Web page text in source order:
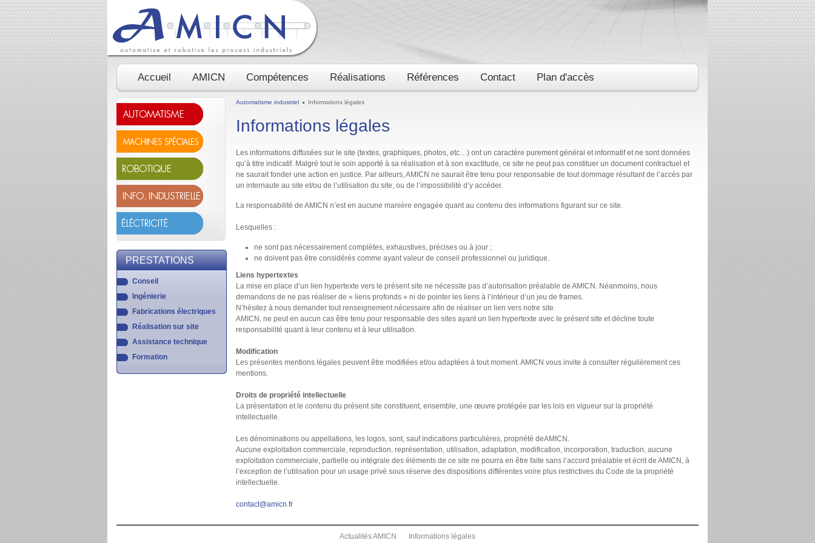
Accueil AMICN Compétences Réalisations Références Contact Plan d'accès
Automatisme industriel Informations légales
Informations légales
Les informations diffusées sur le site (textes, graphiques, photos, etc…) ont un caractère purement général et informatif et ne sont données
qu’à titre indicatif. Malgré tout le soin apporté à sa réalisation et à son exactitude, ce site ne peut pas constituer un document contractuel et
ne saurait fonder une action en justice. Par ailleurs, AMICN ne saurait être tenu pour responsable de tout dommage résultant de l’accès par
un internaute au site et/ou de l’utilisation du site, ou de l’impossibilité d’y accéder.
La responsabilité de AMICN n’est en aucune manière engagée quant au contenu des informations figurant sur ce site.
Lesquelles :
ne sont pas nécessairement complètes, exhaustives, précises ou à jour ;
ne doivent pas être considérés comme ayant valeur de conseil professionnel ou juridique.
Liens hypertextes
La mise en place d’un lien hypertexte vers le présent site ne nécessite pas d’autorisation préalable de AMICN. Néanmoins, nous
demandons de ne pas réaliser de « liens profonds » ni de pointer les liens à l’intérieur d’un jeu de frames.
N’hésitez à nous demander tout renseignement nécessaire afin de réaliser un lien vers notre site.
AMICN, ne peut en aucun cas être tenu pour responsable des sites ayant un lien hypertexte avec le présent site et décline toute
responsabilité quant à leur contenu et à leur utilisation.
Modification
Les présentes mentions légales peuvent être modifiées et/ou adaptées à tout moment. AMICN vous invite à consulter régulièrement ces
mentions.
Droits de propriété intellectuelle
La présentation et le contenu du présent site constituent, ensemble, une œuvre protégée par les lois en vigueur sur la propriété
intellectuelle.
Les dénominations ou appellations, les logos, sont, sauf indications particulières, propriété deAMICN.
Aucune exploitation commerciale, reproduction, représentation, utilisation, adaptation, modification, incorporation, traduction, aucune
exploitation commerciale, partielle ou intégrale des éléments de ce site ne pourra en être faite sans l’accord préalable et écrit de AMICN, à
l’exception de l’utilisation pour un usage privé sous réserve des dispositions différentes voire plus restrictives du Code de la propriété
intellectuelle.
contact@amicn.fr
PRESTATIONS
Conseil
Ingénierie
Fabrications électriques
Réalisation sur site
Assistance technique
Formation
Actualités AMICN Informations légales